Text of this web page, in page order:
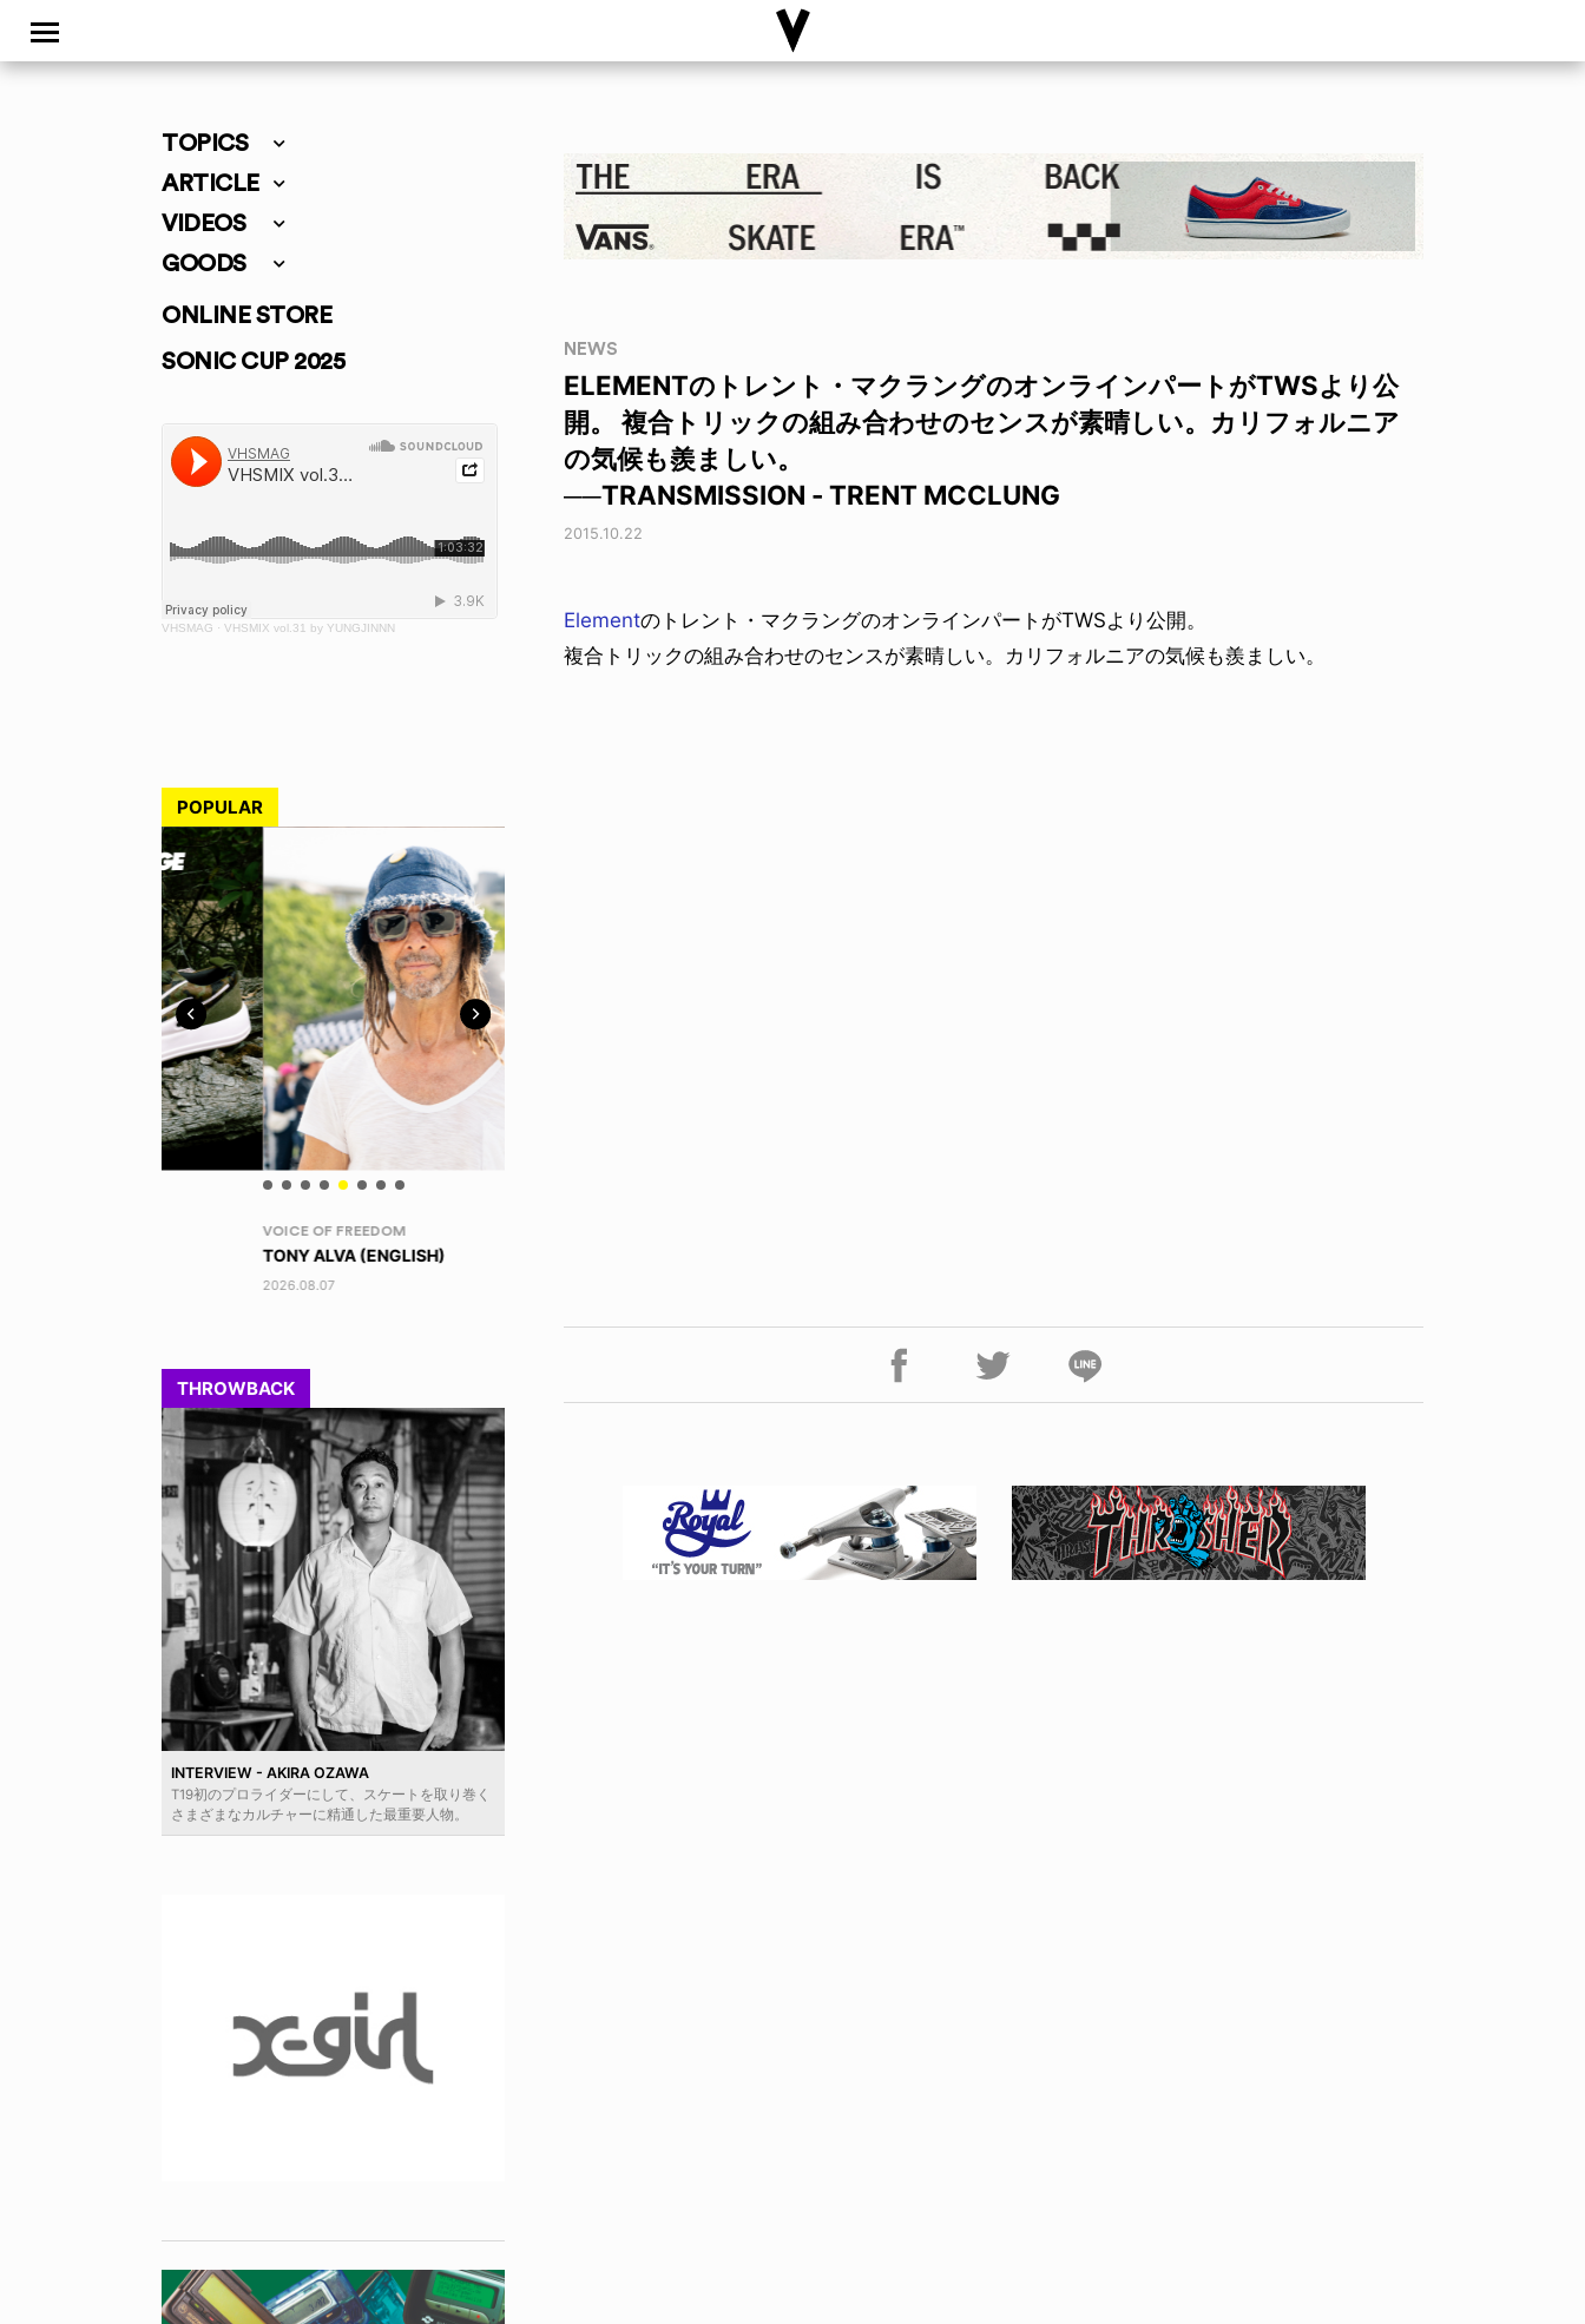
TOPICS
ARTICLE
VIDEOS
GOODS
ONLINE STORE
SONIC CUP 2025
VHSMAG · VHSMIX vol.31 by YUNGJINNN
POPULAR
VOICE OF FREEDOM
TONY ALVA (ENGLISH)
THROWBACK
INTERVIEW - AKIRA OZAWA
T19初のプロライダーにして、スケートを取り巻く
さまざまなカルチャーに精通した最重要人物。
NEWS
ELEMENTのトレント・マクラングのオンラインパートがTWSより公
開。 複合トリックの組み合わせのセンスが素晴しい。カリフォルニア
の気候も羨ましい。
──TRANSMISSION - TRENT MCCLUNG
2015.10.22
Elementのトレント・マクラングのオンラインパートがTWSより公開。
複合トリックの組み合わせのセンスが素晴しい。カリフォルニアの気候も羨ましい。